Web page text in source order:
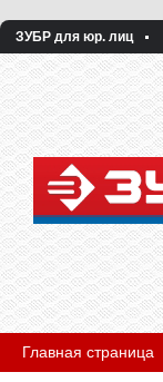
ЗУБР для юр. лиц
Главная страница